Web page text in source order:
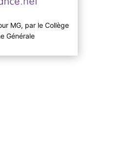
MG, par le Collège
Générale